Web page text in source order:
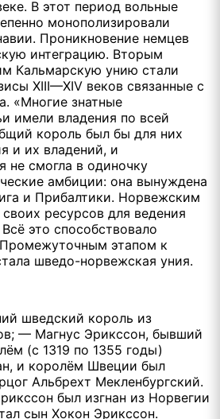
В этот период вольные
монополизировали
Проникновение немцев
интеграцию. Вторым
Кальмарскую унию стали
XIII—XIV веков связанные с
«Многие знатные
имели владения по всей
король был бы для них
и их владений, и
не смогла в одиночку
амбиции: она вынуждена
и Прибалтики. Норвежским
ресурсов для ведения
это способствовало
этапом к
шведо-норвежская уния.
шведский король из
— Магнус Эрикссон, бывший
(с 1319 по 1355 годы)
и королём Швеции был
Альбрехт Мекленбургский.
был изгнан из Норвегии
сын Хокон Эрикссон.